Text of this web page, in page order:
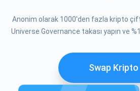
Anonim olarak 1000'den fazla kripto
Universe Governance takası yapın ve
Swap Kripto